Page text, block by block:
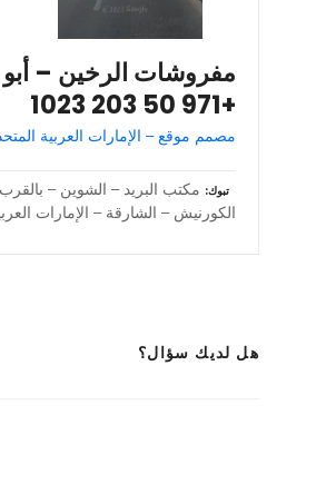
مفروشات الرخين –
+971 50 203 1023
مصمم موقع – الإمارات العربية
تبوك
مكتب البريد – الشوين –
الكورنيش – الشارقة – الإمارات
هل لديك سؤال؟